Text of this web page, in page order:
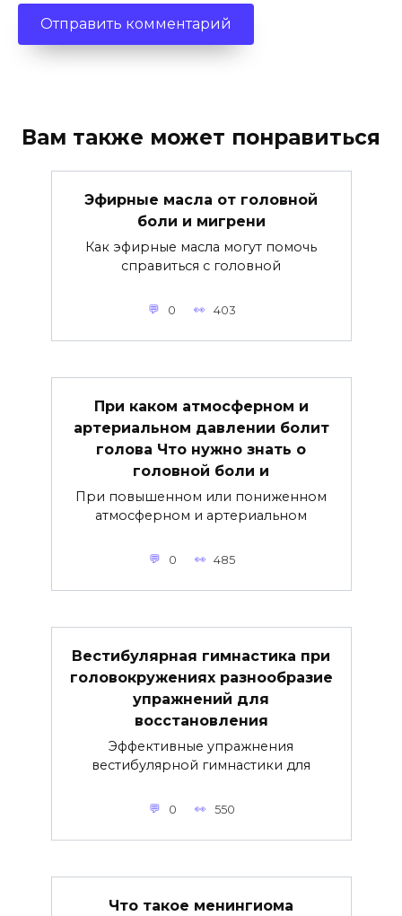
Вам также может понравиться
Эфирные масла от головной
боли и мигрени
Как эфирные масла могут помочь
справиться с головной
0 403
При каком атмосферном и
артериальном давлении болит
голова Что нужно знать о
головной боли и
При повышенном или пониженном
атмосферном и артериальном
0 485
Вестибулярная гимнастика при
головокружениях разнообразие
упражнений для
восстановления
Эффективные упражнения
вестибулярной гимнастики для
0 550
Что такое менингиома